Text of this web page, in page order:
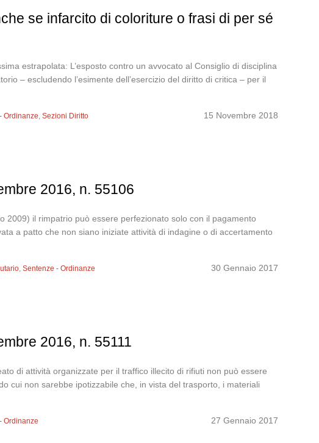
se infarcito di coloriture o frasi di per sé
estrapolata: L’esposto contro un avvocato al Consiglio di disciplina
– escludendo l’esimente dell’esercizio del diritto di critica – per il
15 Novembre 2018
Ordinanze,Sezioni Diritto
2016, n. 55106
2009) il rimpatrio può essere perfezionato solo con il pagamento
a patto che non siano iniziate attività di indagine o di accertamento
30 Gennaio 2017
,Sentenze - Ordinanze
2016, n. 55111
di attività organizzate per il traffico illecito di rifiuti non può essere
cui non sarebbe ipotizzabile che, in vista del trasporto, i materiali
27 Gennaio 2017
Ordinanze